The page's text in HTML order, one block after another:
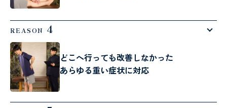
REASON 4
どこへ行っても改善しなかった
あらゆる重い症状に対応